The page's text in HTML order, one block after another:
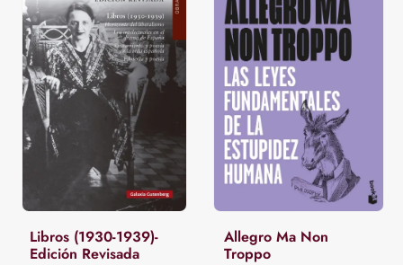
Libros (1930-1939)-
Edición Revisada
Allegro Ma Non
Troppo